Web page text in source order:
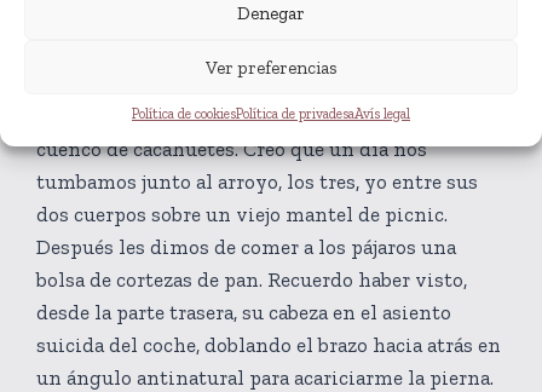
Denegar
Ver preferencias
Política de cookiesPolítica de privadesaAvís legal
Tengo buena memoria, pero en ella no hay espacio
borroso. Un mapa de la nada. Es una pamela de
paja, un pendiente de clip en forma de pez, un
cuenco de cacahuetes. Creo que un día nos
tumbamos junto al arroyo, los tres, yo entre sus
dos cuerpos sobre un viejo mantel de picnic.
Después les dimos de comer a los pájaros una
bolsa de cortezas de pan. Recuerdo haber visto,
desde la parte trasera, su cabeza en el asiento
suicida del coche, doblando el brazo hacia atrás en
un ángulo antinatural para acariciarme la pierna.